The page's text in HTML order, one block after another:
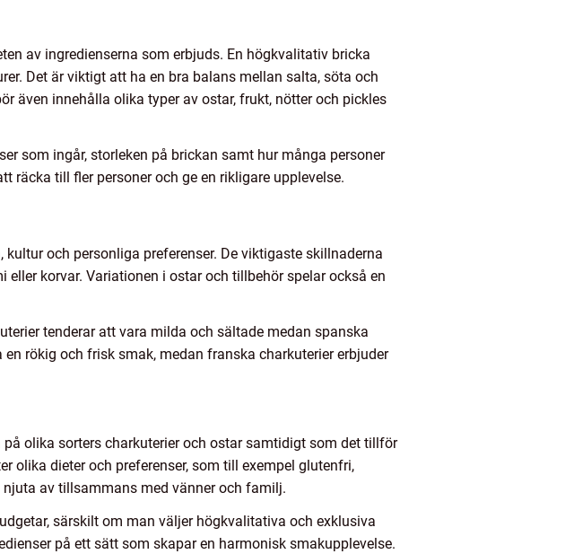
av ingredienserna som erbjuds. En högkvalitativ bricka
Det är viktigt att ha en bra balans mellan salta, söta och
även innehålla olika typer av ostar, frukt, nötter och pickles
som ingår, storleken på brickan samt hur många personer
räcka till fler personer och ge en rikligare upplevelse.
och personliga preferenser. De viktigaste skillnaderna
korvar. Variationen i ostar och tillbehör spelar också en
tenderar att vara milda och sältade medan spanska
rökig och frisk smak, medan franska charkuterier erbjuder
olika sorters charkuterier och ostar samtidigt som det tillför
olika dieter och preferenser, som till exempel glutenfri,
av tillsammans med vänner och familj.
särskilt om man väljer högkvalitativa och exklusiva
på ett sätt som skapar en harmonisk smakupplevelse.